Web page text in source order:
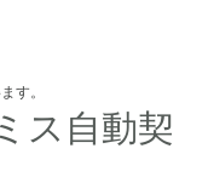
す。
ス自動契